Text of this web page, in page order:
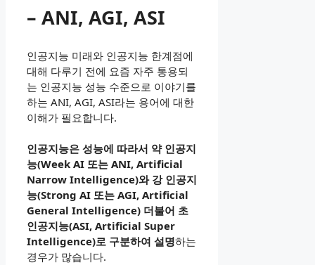
– ANI, AGI, ASI
인공지능 미래와 인공지능 한계점에
대해 다루기 전에 요즘 자주 통용되
는 인공지능 성능 수준으로 이야기를
하는 ANI, AGI, ASI라는 용어에 대한
이해가 필요합니다.
인공지능은 성능에 따라서 약 인공지
능(Week AI 또는 ANI, Artificial
Narrow Intelligence)와 강 인공지
능(Strong AI 또는 AGI, Artificial
General Intelligence) 더불어 초
인공지능(ASI, Artificial Super
Intelligence)로 구분하여 설명하는
경우가 많습니다.